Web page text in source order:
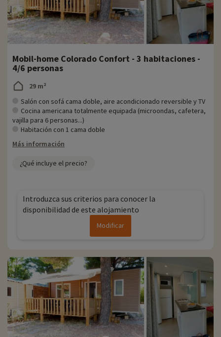
Mobil-home Colorado Confort - 3 habitaciones -
4/6 personas
29 m²
Salón con sofá cama doble, aire acondicionado reversible y TV
Cocina americana totalmente equipada (microondas, cafetera,
vajilla para 6 personas...)
Habitación con 1 cama doble
Más información
¿Qué incluye el precio?
Introduzca sus criterios para conocer la
disponibilidad de este alojamiento
Modificar